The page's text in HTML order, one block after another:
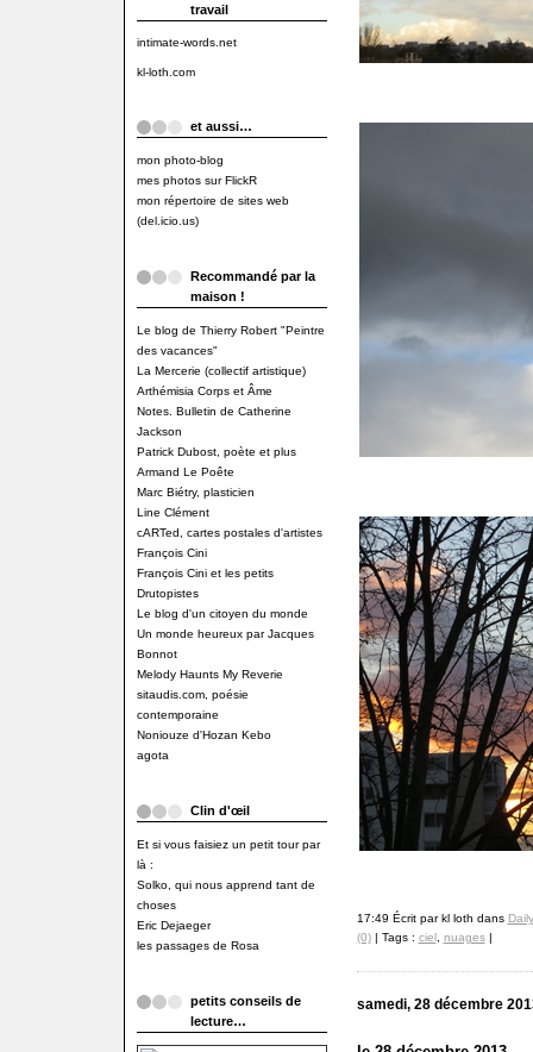
travail
intimate-words.net
kl-loth.com
et aussi…
mon photo-blog
mes photos sur FlickR
mon répertoire de sites web
(del.icio.us)
Recommandé par la
maison !
Le blog de Thierry Robert "Peintre
des vacances"
La Mercerie (collectif artistique)
Arthémisia Corps et Âme
Notes. Bulletin de Catherine
Jackson
Patrick Dubost, poète et plus
Armand Le Poête
Marc Biétry, plasticien
Line Clément
cARTed, cartes postales d'artistes
François Cini
François Cini et les petits
Drutopistes
Le blog d'un citoyen du monde
Un monde heureux par Jacques
Bonnot
Melody Haunts My Reverie
sitaudis.com, poésie
contemporaine
Noniouze d'Hozan Kebo
agota
Clin d'œil
Et si vous faisiez un petit tour par
là :
Solko, qui nous apprend tant de
choses
Eric Dejaeger
les passages de Rosa
petits conseils de
lecture…
17:49 Écrit par kl loth dans
(0)| Tags : ciel, nuages|
samedi, 28 décembre